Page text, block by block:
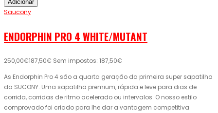
Adicionar
Saucony
ENDORPHIN PRO 4 WHITE/MUTANT
250,00€187,50€ Sem impostos: 187,50€
As Endorphin Pro 4 são a quarta geração da primeira super sapatilha
da SUCONY. Uma sapatilha premium, rápida e leve para dias de
corrida, corridas de ritmo acelerado ou intervalos. O nosso estilo
comprovado foi criado para lhe dar a vantagem competitiva